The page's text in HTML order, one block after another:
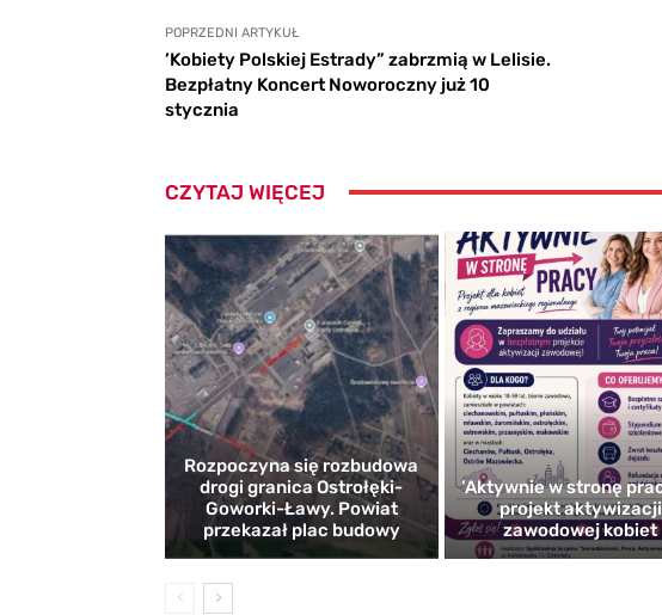
POPRZEDNI ARTYKUŁ
’Kobiety Polskiej Estrady” zabrzmią w Lelisie.
Bezpłatny Koncert Noworoczny już 10
stycznia
CZYTAJ WIĘCEJ
Rozpoczyna się rozbudowa
drogi granica Ostrołęki-
Goworki-Ławy. Powiat
przekazał plac budowy
’Aktywnie w stronę
projekt aktywizacji
zawodowej kobiet